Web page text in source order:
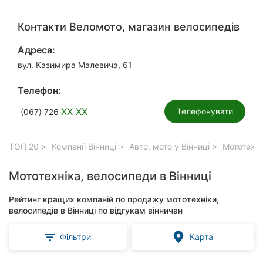
Контакти Веломото, магазин велосипедів
Адреса:
вул. Казимира Малевича, 61
Телефон:
(067) 726 XX XX Телефонувати
ТОП 20 Компанії Вінниці Авто, мото у Вінниці
Мототехніка, велосипеди в Вінниці
Рейтинг кращих компаній по продажу мототехніки,
велосипедів в Вінниці по відгукам вінничан
Фільтри Карта